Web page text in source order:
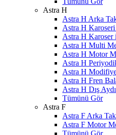
Astra H
Astra H Arka
Astra H
Astra H Karoser
Astra H Multi
Astra H Motor
Astra H
Astra H
Astra H Fren
Astra H Dış
Tümünü Gör
Astra F
Astra F Arka
Astra F Motor
Tümünü Gör